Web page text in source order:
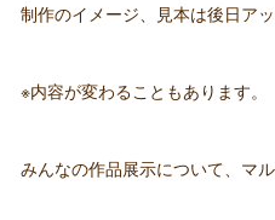
制作のイメージ、見本は後日ア
※内容が変わることもあります。
みんなの作品展示について、マ